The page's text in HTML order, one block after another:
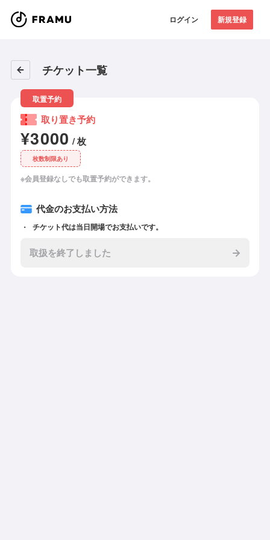
ログイン 新規登録
チケット一覧
取置予約
取り置き予約
¥3000 / 枚
枚数制限あり
※会員登録なしでも取置予約ができます。
代金のお支払い方法
チケット代は当日開場でお支払いです。
取扱を終了しました